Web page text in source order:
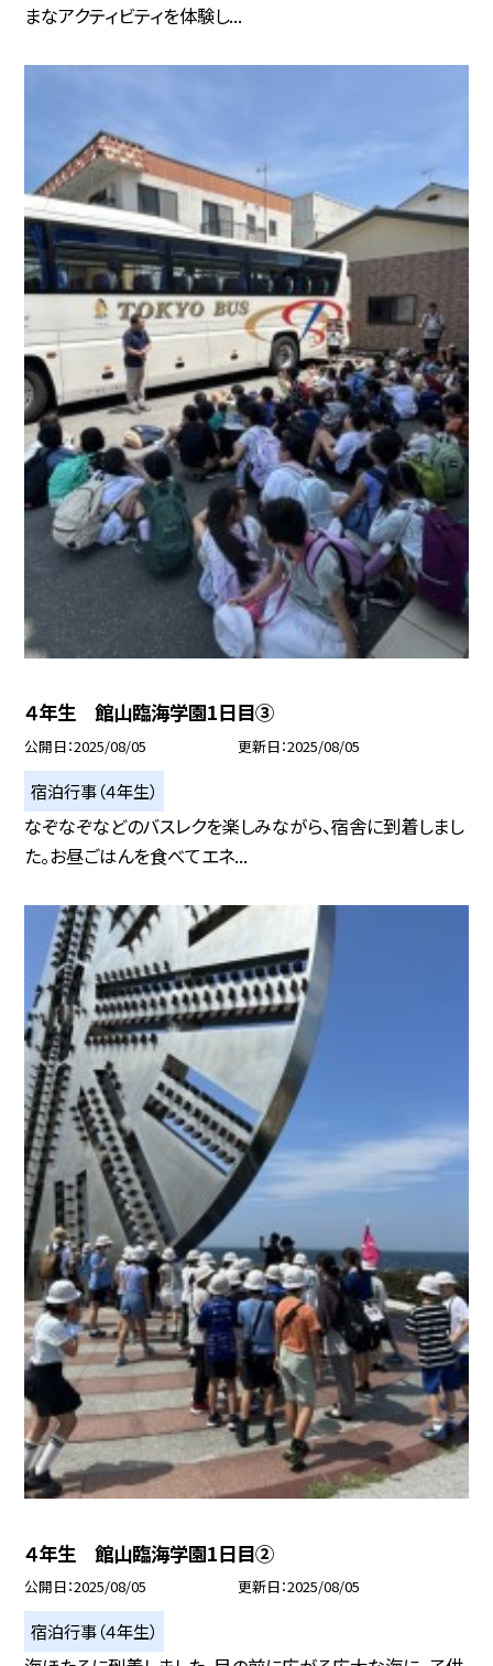
まなアクティビティを体験し...
４年生 館山臨海学園1日目③
公開日 2025/08/05 更新日 2025/08/05
宿泊行事（４年生）
なぞなぞなどのバスレクを楽しみながら、宿舎に到着しまし
た。お昼ごはんを食べてエネ...
４年生 館山臨海学園1日目②
公開日 2025/08/05 更新日 2025/08/05
宿泊行事（４年生）